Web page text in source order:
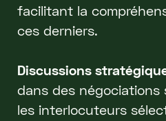
facilitant la
ces derniers.
Discussions
dans des négociations
les interlocuteurs